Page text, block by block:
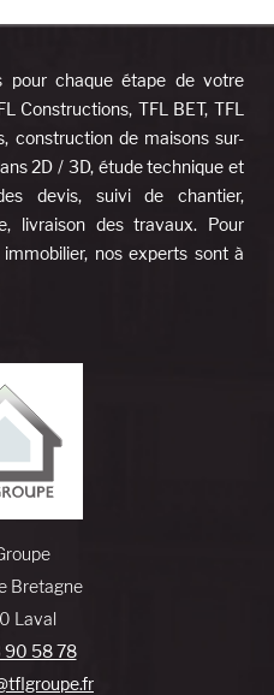
pour chaque étape de votre
Constructions, TFL BET, TFL
construction de maisons sur-
2D / 3D, étude technique et
devis, suivi de chantier,
livraison des travaux. Pour
nos experts sont à
Bretagne
Laval
58 78